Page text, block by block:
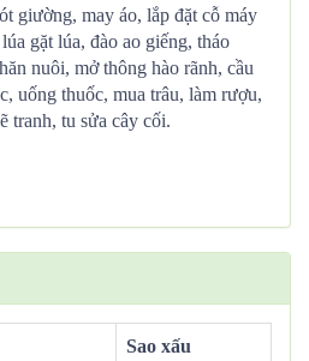
giường, may áo, lắp đặt cỗ máy
gặt lúa, đào ao giếng, tháo
nuôi, mở thông hào rãnh, cầu
uống thuốc, mua trâu, làm rượu,
tranh, tu sửa cây cối.
Sao xấu